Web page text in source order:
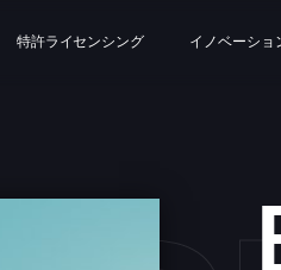
特許ライセンシング イノベーショ